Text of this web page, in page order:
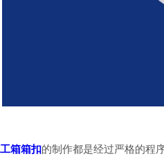
箱箱扣的制作都是经过严格的程